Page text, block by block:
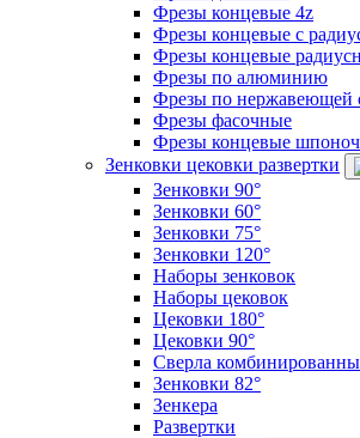
Фрезы концевые 4z
Фрезы концевые с
Фрезы концевые
Фрезы по алюминию
Фрезы по нержавеющей
Фрезы фасочные
Фрезы концевые
Зенковки цековки развертки
Зенковки 90°
Зенковки 60°
Зенковки 75°
Зенковки 120°
Наборы зенковок
Наборы цековок
Цековки 180°
Цековки 90°
Сверла
Зенковки 82°
Зенкера
Развертки